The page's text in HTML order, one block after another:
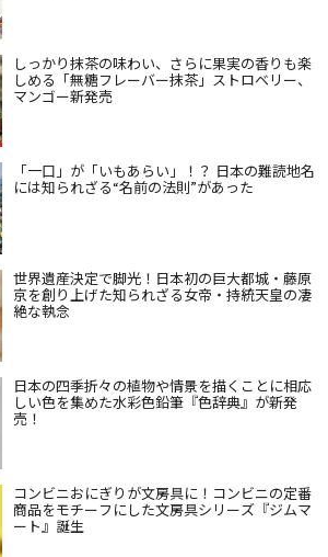
しっかり抹茶の味わい、さらに果実の香りも楽
しめる「無糖フレーバー抹茶」ストロベリー、
マンゴー新発売
「一口」が「いもあらい」！？ 日本の難読地名
には知られざる“名前の法則”があった
世界遺産決定で脚光！日本初の巨大都城・藤原
京を創り上げた知られざる女帝・持統天皇の凄
絶な執念
日本の四季折々の植物や情景を描くことに相応
しい色を集めた水彩色鉛筆『色辞典』が新発
売！
コンビニおにぎりが文房具に！コンビニの定番
商品をモチーフにした文房具シリーズ『ジムマ
ート』誕生